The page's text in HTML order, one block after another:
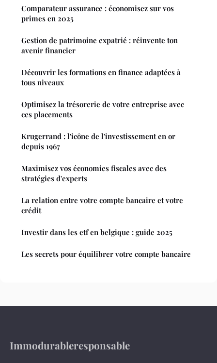
Comparateur assurance : économisez sur vos
primes en 2025
Gestion de patrimoine expatrié : réinvente ton
avenir financier
Découvrir les formations en finance adaptées à
tous niveaux
Optimisez la trésorerie de votre entreprise avec
ces placements
Krugerrand : l'icône de l'investissement en or
depuis 1967
Maximisez vos économies fiscales avec des
stratégies d'experts
La relation entre votre compte bancaire et votre
crédit
Investir dans les etf en belgique : guide 2025
Les secrets pour équilibrer votre compte bancaire
Immodurableresponsable